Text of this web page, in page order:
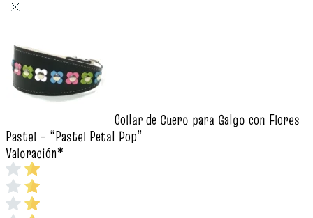
Collar de Cuero para Galgo con Flores
Pastel – “Pastel Petal Pop”
Valoración*